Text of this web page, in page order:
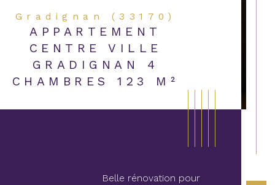
Gradignan (33170)
APPARTEMENT
CENTRE VILLE
GRADIGNAN 4
CHAMBRES 123 M²